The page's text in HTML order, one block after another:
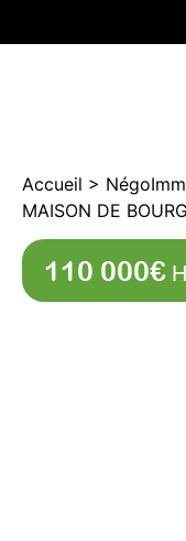
Accueil >
MAISON DE
110 000€